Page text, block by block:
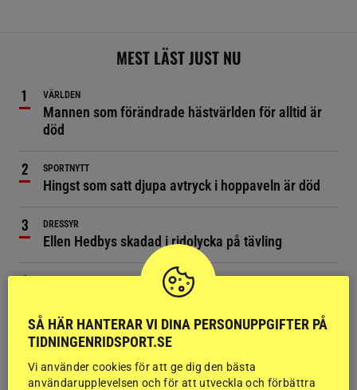
MEST LÄST JUST NU
VÄRLDEN
Mannen som förändrade hästvärlden för alltid är
död
SPORTNYTT
Hingst som satt djupa avtryck i hoppaveln är död
DRESSYR
Ellen Hedbys skadad i ridolycka på tävling
HOPPNING
Ryttare förd till sjukhus efter fall på SM
RIDSPORT PLAY, VÄRLDEN
Alf låg fast i djup grop – åtta veterinärer kunde inte
komma
SÅ HÄR HANTERAR VI DINA PERSONUPPGIFTER PÅ
TIDNINGENRIDSPORT.SE
Vi använder cookies för att ge dig den bästa
användarupplevelsen och för att utveckla och förbättra